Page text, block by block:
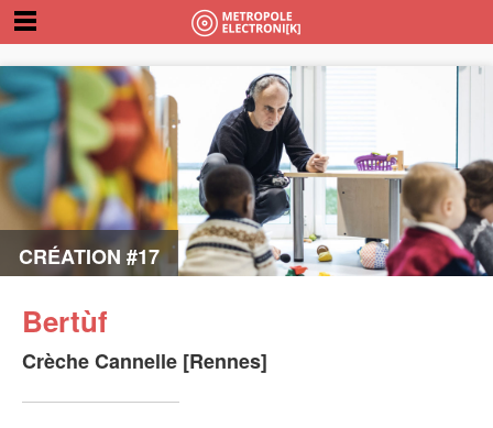
CRÉATION #17
Bertùf
Crèche Cannelle [Rennes]